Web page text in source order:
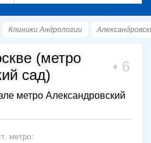
Клиники Андрологии
(метро
сад)
6
метро Александровский
метро: